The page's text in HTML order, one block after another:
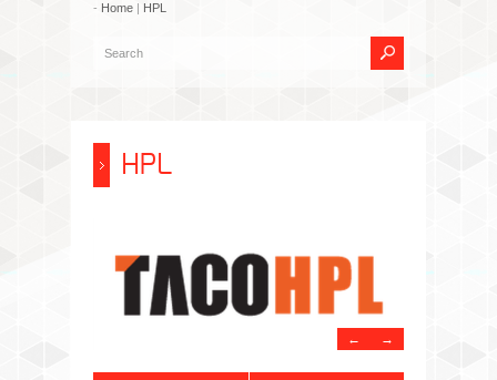
- Home | HPL
HPL
← →